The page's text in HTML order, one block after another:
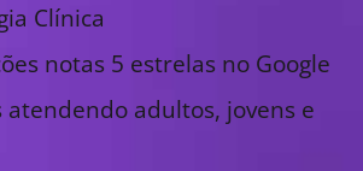
Clínica
notas 5 estrelas no Google
atendendo adultos, jovens e